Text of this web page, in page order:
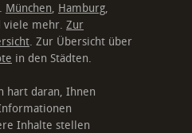
München, Hamburg,
viele mehr. Zur
. Zur Übersicht über
in den Städten.
hart daran, Ihnen
Inhalte stellen